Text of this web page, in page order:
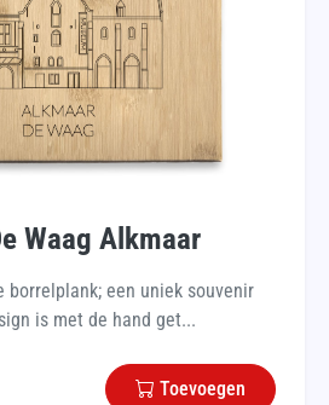
Waag Alkmaar
borrelplank; een uniek souvenir
is met de hand get...
Toevoegen